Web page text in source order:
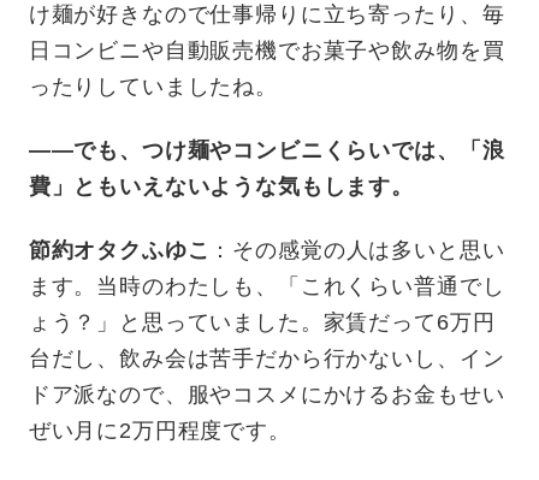
け麺が好きなので仕事帰りに立ち寄ったり、毎
日コンビニや自動販売機でお菓子や飲み物を買
ったりしていましたね。
——でも、つけ麺やコンビニくらいでは、「浪
費」ともいえないような気もします。
節約オタクふゆこ ：その感覚の人は多いと思い
ます。当時のわたしも、「これくらい普通でし
ょう？」と思っていました。家賃だって6万円
台だし、飲み会は苦手だから行かないし、イン
ドア派なので、服やコスメにかけるお金もせい
ぜい月に2万円程度です。